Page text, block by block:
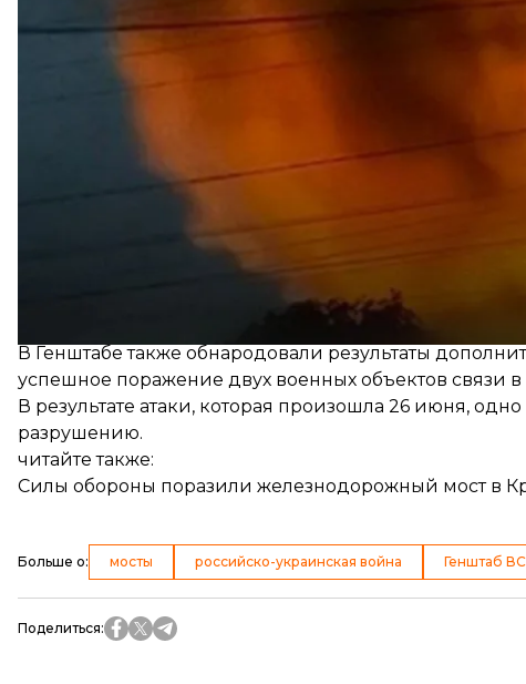
Военные поразили и три пункта управления
Бахмута Донецкой области и Теткиного Курской
попасть в пункт управления подразделения
В Генштабе также обнародовали результаты
успешное поражение двух военных объектов связи
В результате атаки, которая произошла 26 июня,
разрушению.
читайте также:
Силы обороны поразили железнодорожный мост в
Больше о: мосты российско-украинская война Генштаб
Поделиться: